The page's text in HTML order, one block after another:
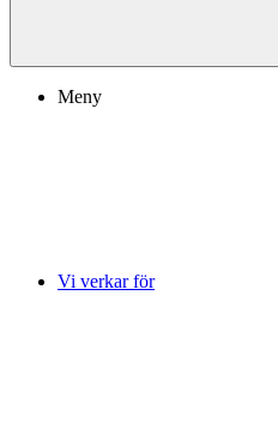
Meny
Vi verkar för